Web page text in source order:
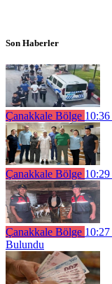
Son Haberler
Çanakkale Bölge 10:36
Çanakkale Bölge 10:29
Çanakkale Bölge 10:27
Bulundu